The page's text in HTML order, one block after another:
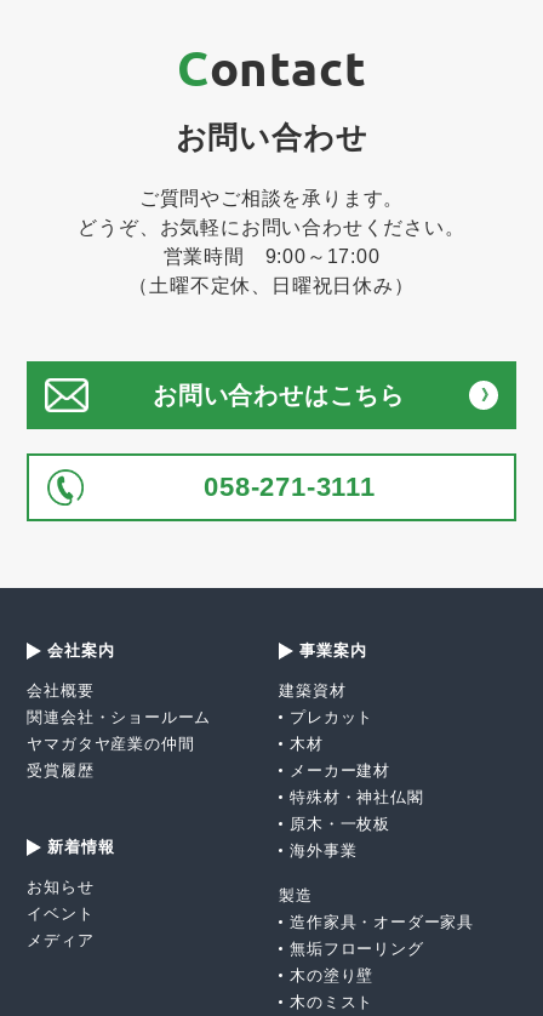
Contact
お問い合わせ
ご質問やご相談を承ります。
どうぞ、お気軽にお問い合わせください。
営業時間 9:00～17:00
（土曜不定休、日曜祝日休み）
お問い合わせはこちら
058-271-3111
会社案内
会社概要
関連会社・ショールーム
ヤマガタヤ産業の仲間
受賞履歴
新着情報
お知らせ
イベント
メディア
事業案内
建築資材
プレカット
木材
メーカー建材
特殊材・神社仏閣
原木・一枚板
海外事業
製造
造作家具・オーダー家具
無垢フローリング
木の塗り壁
木のミスト